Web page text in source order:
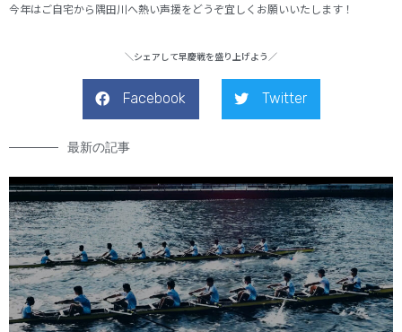
今年はご自宅から隅田川へ熱い声援をどうぞ宜しくお願いいたします！
＼シェアして早慶戦を盛り上げよう／
Facebook Twitter
最新の記事